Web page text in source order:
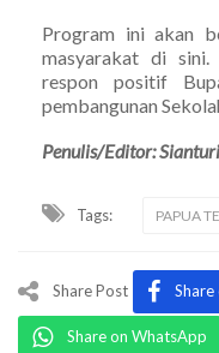
Program ini akan
masyarakat di sini.
respon positif
pembangunan
Penulis/Editor: Sianturi
Tags: PAPUA
Share Post Share
Share on WhatsApp